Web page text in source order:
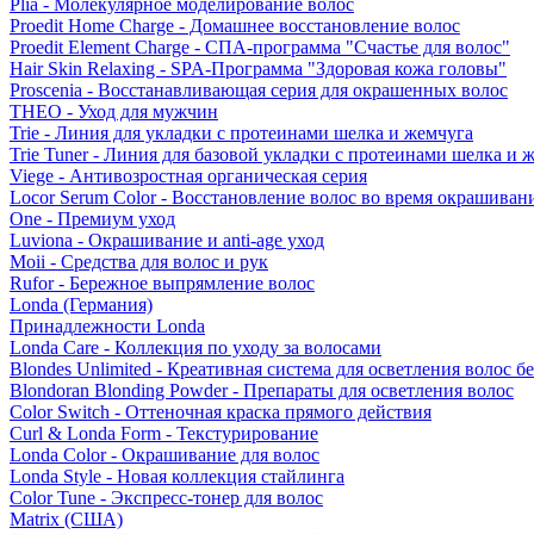
Plia - Молекулярное моделирование волос
Proedit Home Charge - Домашнее восстановление волос
Proedit Element Charge - СПА-программа "Счастье для волос"
Hair Skin Relaxing - SPA-Программа "Здоровая кожа головы"
Proscenia - Восстанавливающая серия для окрашенных волос
THEO - Уход для мужчин
Trie - Линия для укладки с протеинами шелка и жемчуга
Trie Tuner - Линия для базовой укладки с протеинами шелка и
Viege - Антивозростная органическая серия
Locor Serum Color - Восстановление волос во время
One - Премиум уход
Luviona - Окрашивание и anti-age уход
Moii - Средства для волос и рук
Rufor - Бережное выпрямление волос
Londa (Германия)
Принадлежности Londa
Londa Care - Коллекция по уходу за волосами
Blondes Unlimited - Креативная система для осветления волос
Blondoran Blonding Powder - Препараты для осветления волос
Color Switch - Оттеночная краска прямого действия
Curl & Londa Form - Текстурирование
Londa Color - Окрашивание для волос
Londa Style - Новая коллекция стайлинга
Color Tune - Экспресс-тонер для волос
Matrix (США)